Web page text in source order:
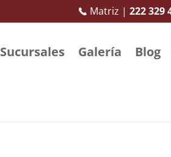
Matriz | 222 329
Sucursales Galería Blog